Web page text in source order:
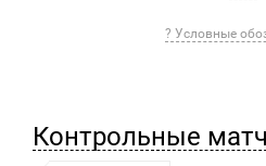
? Условные
Контрольные